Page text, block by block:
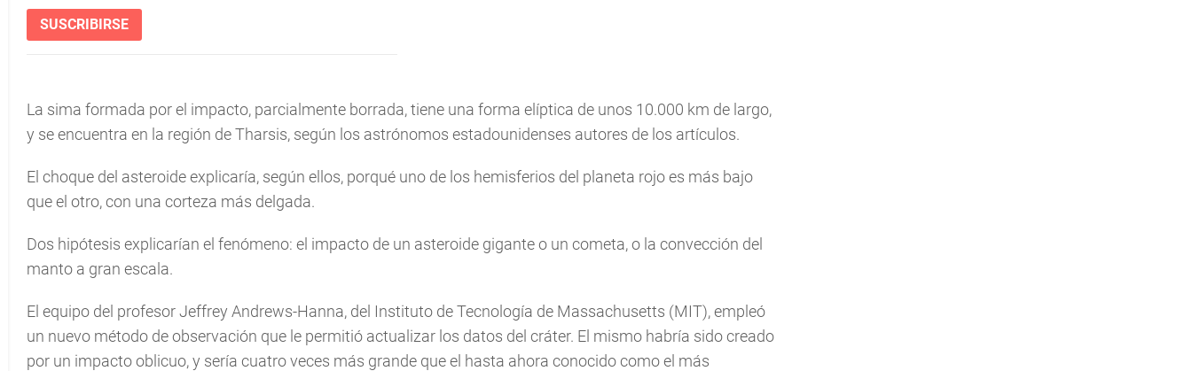
SUSCRIBIRSE
La sima formada por el impacto, parcialmente borrada, tiene una forma elíptica de unos 10.000 km de largo,
y se encuentra en la región de Tharsis, según los astrónomos estadounidenses autores de los artículos.
El choque del asteroide explicaría, según ellos, porqué uno de los hemisferios del planeta rojo es más bajo
que el otro, con una corteza más delgada.
Dos hipótesis explicarían el fenómeno: el impacto de un asteroide gigante o un cometa, o la convección del
manto a gran escala.
El equipo del profesor Jeffrey Andrews-Hanna, del Instituto de Tecnología de Massachusetts (MIT), empleó
un nuevo método de observación que le permitió actualizar los datos del cráter. El mismo habría sido creado
por un impacto oblicuo, y sería cuatro veces más grande que el hasta ahora conocido como el más